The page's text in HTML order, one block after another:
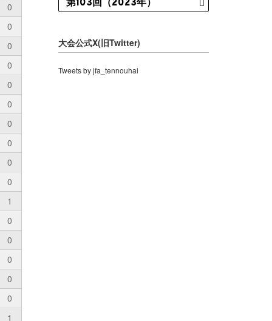
0
0
0
0
0
0
0
0
0
0
1
0
0
0
0
0
1
大会公式X(旧Twitter)
Tweets by jfa_tennouhai